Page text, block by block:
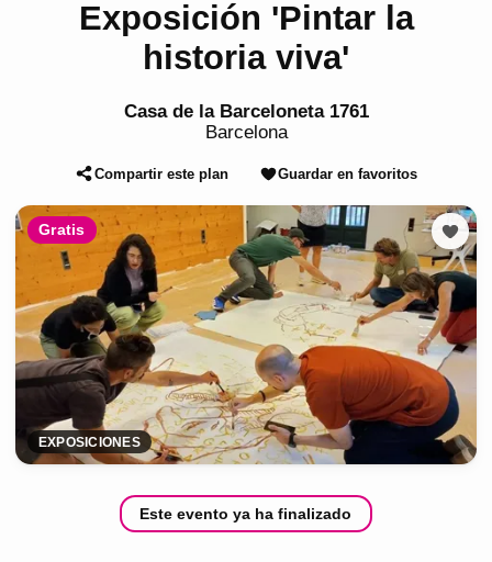
Exposición 'Pintar la
historia viva'
Casa de la Barceloneta 1761
Barcelona
Compartir este plan Guardar en favoritos
Gratis
EXPOSICIONES
Este evento ya ha finalizado